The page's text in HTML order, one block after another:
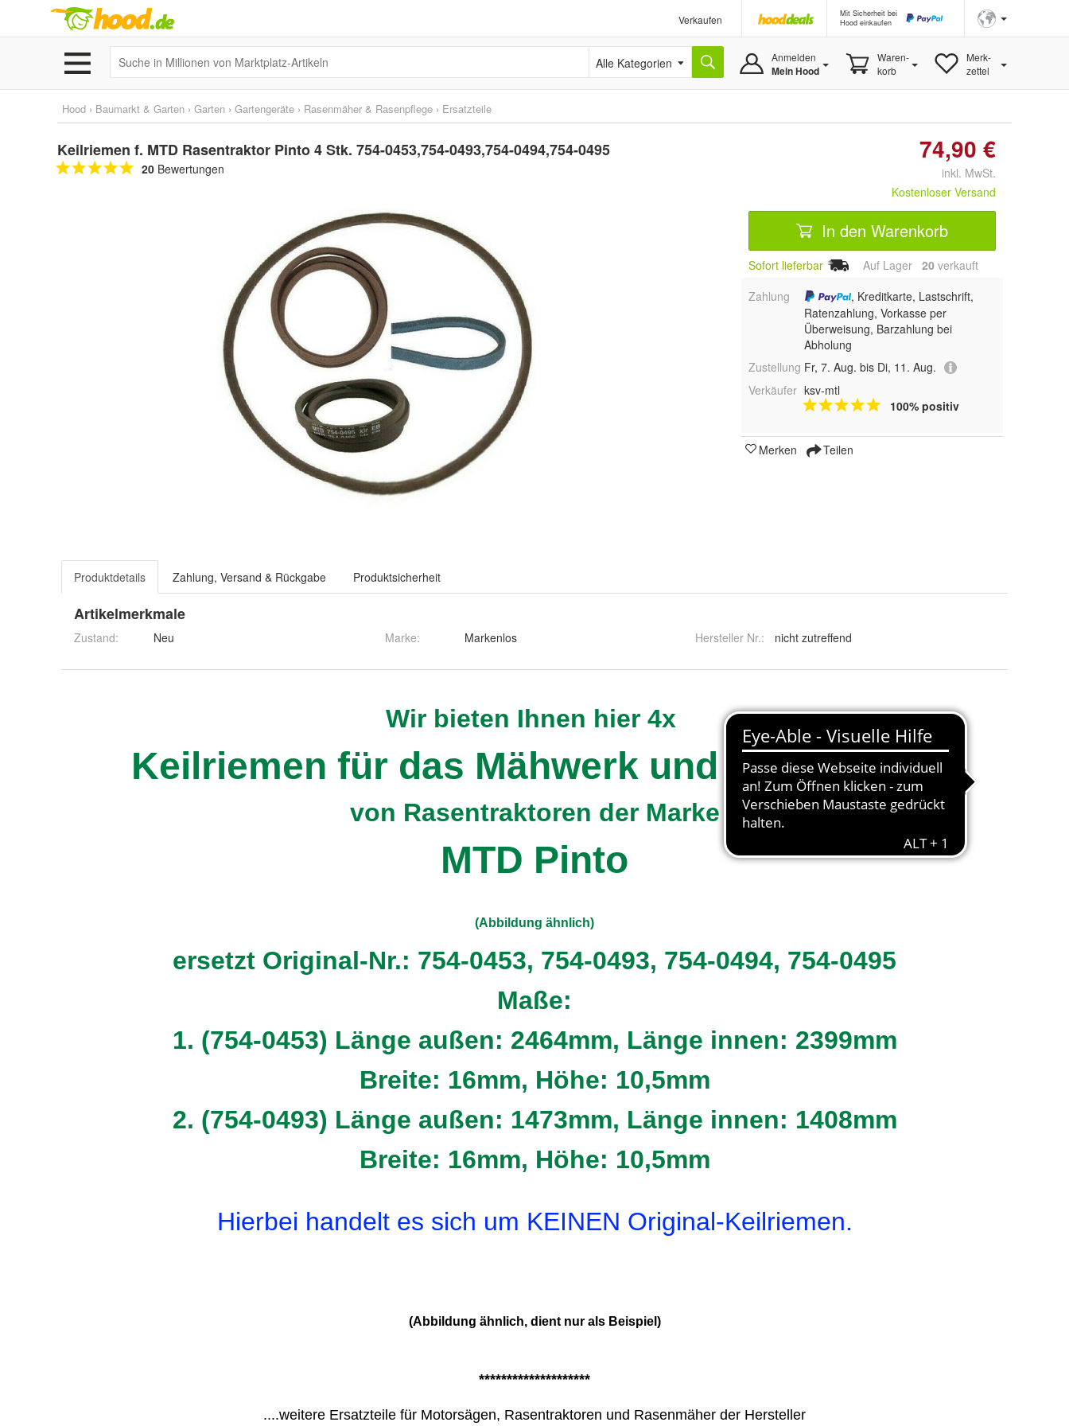
Verkaufen
Mit Sicherheit bei
Hood einkaufen
Alle Kategorien Anmelden
Mein Hood
Waren-
korb
Merk-
zettel
Hood › Baumarkt & Garten › Garten › Gartengeräte › Rasenmäher & Rasenpflege › Ersatzteile
Keilriemen f. MTD Rasentraktor Pinto 4 Stk. 754-0453,754-0493,754-0494,754-0495
20 Bewertungen
74,90 €
inkl. MwSt.
Kostenloser Versand
In den Warenkorb
Sofort lieferbar Auf Lager 20 verkauft
Zahlung
, Kreditkarte, Lastschrift,
Ratenzahlung, Vorkasse per
Überweisung, Barzahlung bei
Abholung
Zustellung Fr, 7. Aug. bis Di, 11. Aug.
Verkäufer ksv-mtl
100% positiv
Merken Teilen
Produktdetails Zahlung, Versand & Rückgabe Produktsicherheit
Artikelmerkmale
Zustand: Neu Marke: Markenlos Hersteller Nr.: nicht zutreffend